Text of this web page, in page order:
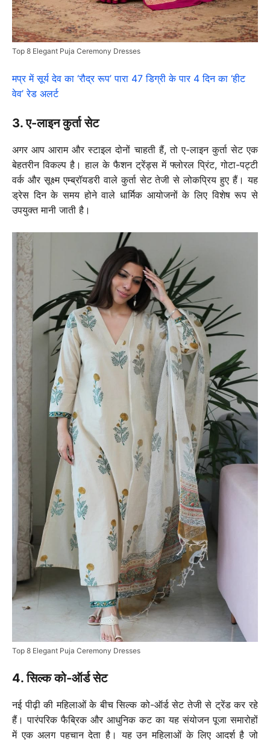
Top 8 Elegant Puja Ceremony Dresses
मप्र में सूर्य देव का ‘रौद्र रूप’ पारा 47 डिग्री के पार 4 दिन का ‘हीट
वेव’ रेड अलर्ट
3. ए-लाइन कुर्ता सेट
अगर आप आराम और स्टाइल दोनों चाहती हैं, तो ए-लाइन कुर्ता सेट एक
बेहतरीन विकल्प है। हाल के फैशन ट्रेंड्स में फ्लोरल प्रिंट, गोटा-पट्टी
वर्क और सूक्ष्म एम्ब्रॉयडरी वाले कुर्ता सेट तेजी से लोकप्रिय हुए हैं। यह
ड्रेस दिन के समय होने वाले धार्मिक आयोजनों के लिए विशेष रूप से
उपयुक्त मानी जाती है।
Top 8 Elegant Puja Ceremony Dresses
4. सिल्क को-ऑर्ड सेट
नई पीढ़ी की महिलाओं के बीच सिल्क को-ऑर्ड सेट तेजी से ट्रेंड कर रहे
हैं। पारंपरिक फैब्रिक और आधुनिक कट का यह संयोजन पूजा समारोहों
में एक अलग पहचान देता है। यह उन महिलाओं के लिए आदर्श है जो